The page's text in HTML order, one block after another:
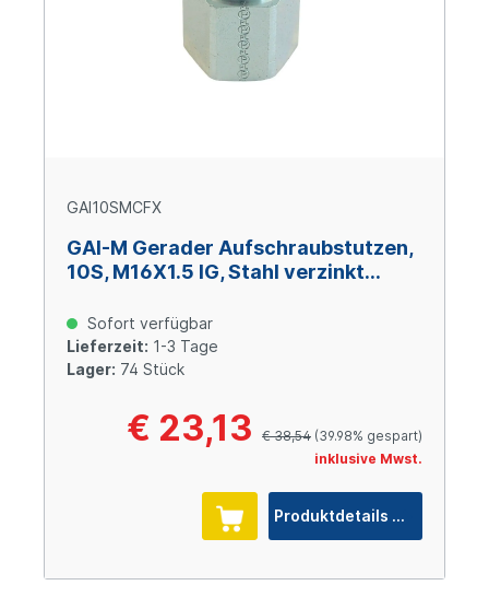
GAI10SMCFX
GAI-M Gerader Aufschraubstutzen,
10S, M16X1.5 IG, Stahl verzinkt
Sofort verfügbar
Lieferzeit: 1-3 Tage
Lager: 74 Stück
€ 23,13 € 38,54 (39.98% gespart)
inklusive Mwst.
Produktdetails